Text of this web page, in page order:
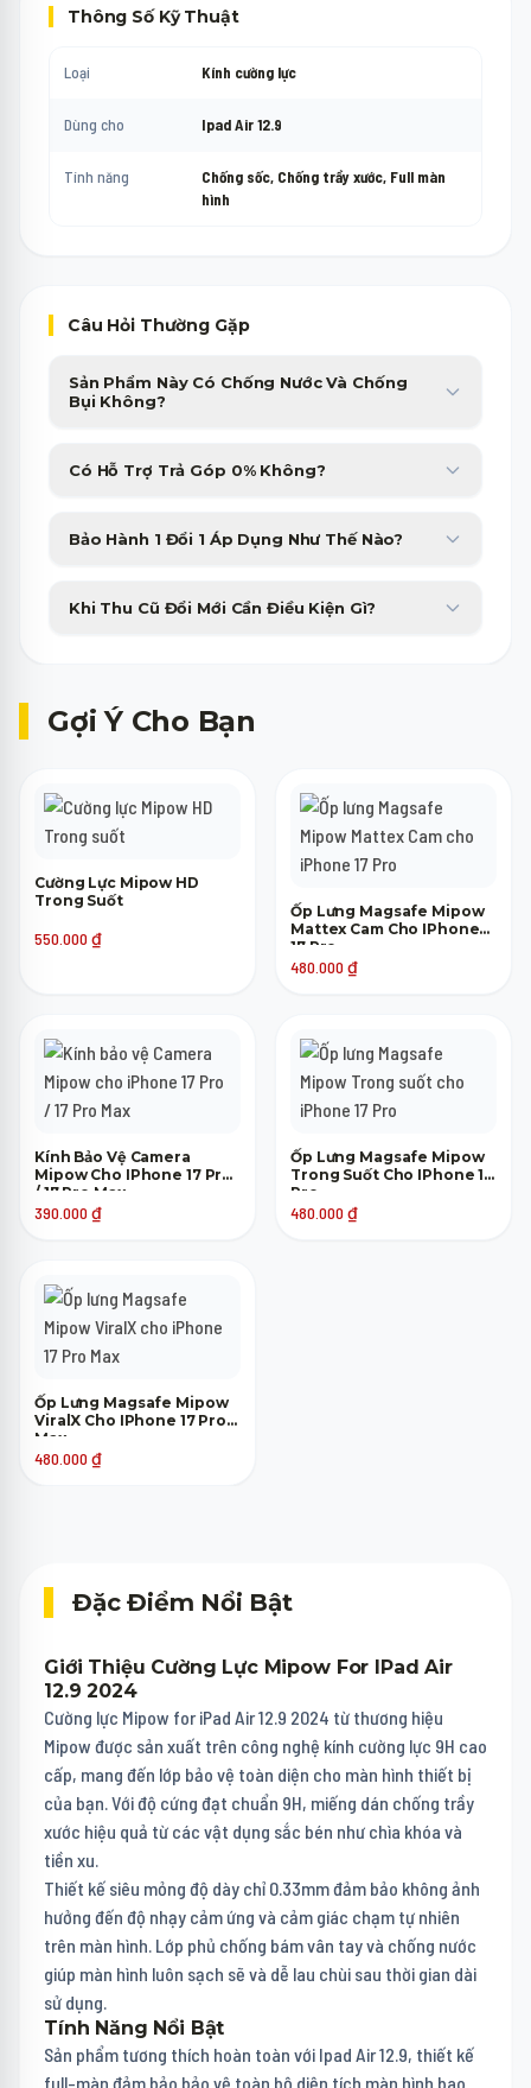
Thông Số Kỹ Thuật
Loại Kính cường lực
Dùng cho Ipad Air 12.9
Tính năng
Chống sốc, Chống trầy xước, Full màn
hình
Câu Hỏi Thường Gặp
Sản Phẩm Này Có Chống Nước Và Chống
Bụi Không?
Sản phẩm được trang bị chuẩn chống nước, chống bụi cao cấp,
giúp bạn yên tâm sử dụng trong nhiều điều kiện thời tiết.
Có Hỗ Trợ Trả Góp 0% Không?
Minh Phát Mobile hỗ trợ trả góp 0% qua thẻ tín dụng và các
công ty tài chính với thủ tục duyệt nhanh gọn trong 15 phút.
Bảo Hành 1 Đổi 1 Áp Dụng Như Thế Nào?
Sản phẩm bị lỗi phần cứng từ nhà sản xuất sẽ được đổi máy mới
tương đương trong 30 ngày đầu tiên không tốn phí.
Khi Thu Cũ Đổi Mới Cần Điều Kiện Gì?
Gợi Ý Cho Bạn
Cường Lực Mipow HD
Trong Suốt
550.000 ₫
Ốp Lưng Magsafe Mipow
Mattex Cam Cho IPhone
17 Pro
480.000 ₫
Kính Bảo Vệ Camera
Mipow Cho IPhone 17 Pro
/ 17 Pro Max
390.000 ₫
Ốp Lưng Magsafe Mipow
Trong Suốt Cho IPhone 17
Pro
480.000 ₫
Ốp Lưng Magsafe Mipow
ViralX Cho IPhone 17 Pro
Max
480.000 ₫
Đặc Điểm Nổi Bật
Giới Thiệu Cường Lực Mipow For IPad Air
12.9 2024
Cường lực Mipow for iPad Air 12.9 2024 từ thương hiệu
Mipow được sản xuất trên công nghệ kính cường lực 9H cao
cấp, mang đến lớp bảo vệ toàn diện cho màn hình thiết bị
của bạn. Với độ cứng đạt chuẩn 9H, miếng dán chống trầy
xước hiệu quả từ các vật dụng sắc bén như chìa khóa và
tiền xu.
Thiết kế siêu mỏng độ dày chỉ 0.33mm đảm bảo không ảnh
hưởng đến độ nhạy cảm ứng và cảm giác chạm tự nhiên
trên màn hình. Lớp phủ chống bám vân tay và chống nước
giúp màn hình luôn sạch sẽ và dễ lau chùi sau thời gian dài
sử dụng.
Tính Năng Nổi Bật
Sản phẩm tương thích hoàn toàn với Ipad Air 12.9, thiết kế
full-màn đảm bảo bảo vệ toàn bộ diện tích màn hình bao